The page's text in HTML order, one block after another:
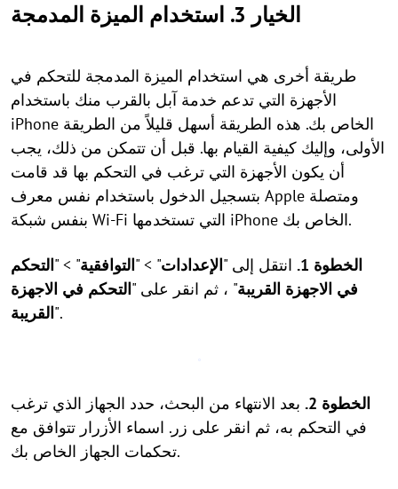
الخيار 3. استخدام الميزة المدمجة
طريقة أخرى هي استخدام الميزة المدمجة للتحكم في
الأجهزة التي تدعم خدمة آبل بالقرب منك باستخدام
iPhone الخاص بك. هذه الطريقة أسهل قليلاً من الطريقة
الأولى، وإليك كيفية القيام بها. قبل أن تتمكن من ذلك، يجب
أن يكون الأجهزة التي ترغب في التحكم بها قد قامت
بتسجيل الدخول باستخدام نفس معرف Apple ومتصلة
بنفس شبكة Wi-Fi التي تستخدمها iPhone الخاص بك.
الخطوة 1. انتقل إلى "الإعدادات" > "التوافقية" > "التحكم
في الاجهزة القريبة" ، ثم انقر على "التحكم في الاجهزة
القريبة".
الخطوة 2.
بعد الانتهاء من البحث، حدد الجهاز الذي ترغب
في التحكم به، ثم انقر على زر. اسماء الأزرار تتوافق مع
تحكمات الجهاز الخاص بك.